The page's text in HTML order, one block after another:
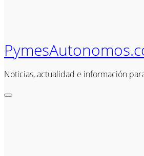
Noticias, actualidad e información